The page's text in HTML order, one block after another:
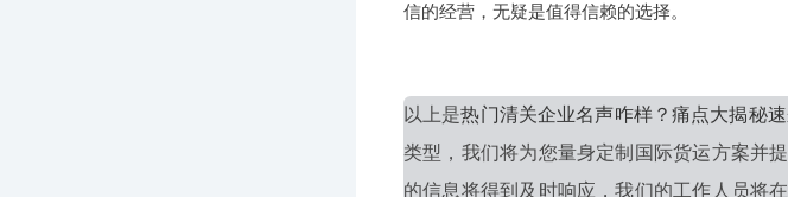
信的经营，无疑是值得信赖的选择。
以上是热门清关企业名声咋样？痛点大揭秘速
类型，我们将为您量身定制国际货运方案并
的信息将得到及时响应，我们的工作人员将